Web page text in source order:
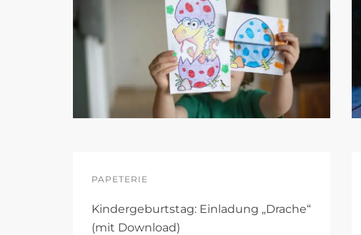
PAPETERIE
Kindergeburtstag: Einladung „Drache“
(mit Download)